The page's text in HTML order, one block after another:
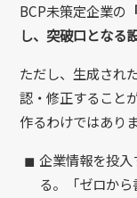
BCP未策定企業の
し、突破口となる
ただし、生成され
認・修正すること
作るわけではあり
◼︎ 企業情報を投
る。「ゼロから